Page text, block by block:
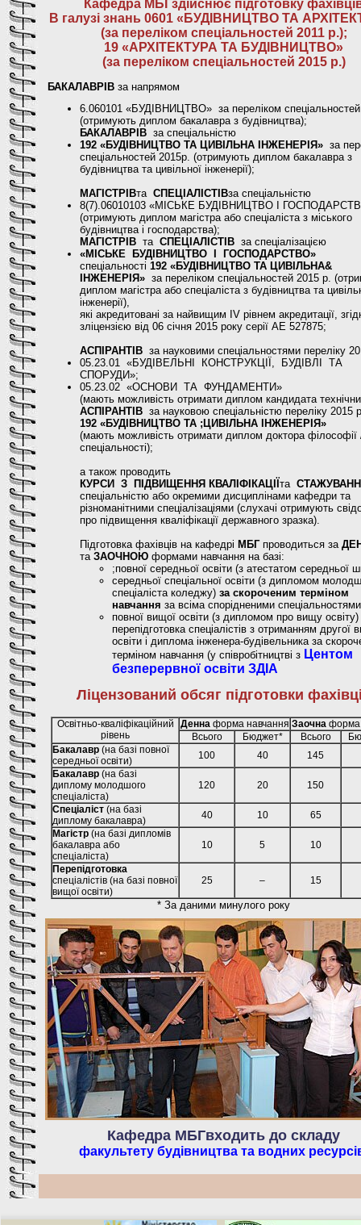
Кафедра МБГздійснює підготовку
В галузі знань 0601 «БУДІВНИЦТВО ТА
(за переліком спеціальностей 2011 р.);
19 «АРХІТЕКТУРА ТА БУДІВНИЦТВО»
(за переліком спеціальностей 2015 р.)
БАКАЛАВРІВ за напрямом
6.060101 «БУДІВНИЦТВО» за переліком
(отримують диплом бакалавра з будівництва);
БАКАЛАВРІВ за спеціальністю
192 «БУДІВНИЦТВО ТА ЦИВІЛЬНА ІНЖЕНЕРІЯ» за
спеціальностей 2015р. (отримують диплом бакалавра з
будівництва та цивільної інженерії);
МАГІСТРІВта СПЕЦІАЛІСТІВза спеціальністю
8(7).06010103 «МІСЬКЕ БУДІВНИЦТВО І
(отримують диплом магістра або спеціаліста з міського
будівництва і господарства);
МАГІСТРІВ та СПЕЦІАЛІСТІВ за спеціалізацією
«МІСЬКЕ БУДІВНИЦТВО І ГОСПОДАРСТВО»
спеціальності 192 «БУДІВНИЦТВО ТА ЦИВІЛЬНА&
ІНЖЕНЕРІЯ» за переліком спеціальностей 2015 р.
диплом магістра або спеціаліста з будівництва та
інженерії),
які акредитовані за найвищим IV рівнем акредитації,
зліцензією від 06 січня 2015 року серії АЕ 527875;
АСПІРАНТІВ за науковими спеціальностями переліку
05.23.01 «БУДІВЕЛЬНІ КОНСТРУКЦІЇ, БУДІВЛІ ТА
СПОРУДИ»;
05.23.02 «ОСНОВИ ТА ФУНДАМЕНТИ»
(мають можливість отримати диплом кандидата
АСПІРАНТІВ за науковою спеціальністю переліку 2015
192 «БУДІВНИЦТВО ТА ;ЦИВІЛЬНА ІНЖЕНЕРІЯ»
(мають можливість отримати диплом доктора філософії
спеціальності);
а також проводить
КУРСИ З ПІДВИЩЕННЯ КВАЛІФІКАЦІЇ та
спеціальністю або окремими дисциплінами кафедри та
різноманітними спеціалізаціями (слухачі отримують
про підвищення кваліфікації державного зразка).
Підготовка фахівців на кафедрі МБГпроводиться за
та ЗАОЧНОЮ формами навчання на базі:
;повної середньої освіти (з атестатом середньої
середньої спеціальної освіти (з дипломом
спеціаліста коледжу) за скороченим терміном
навчання за всіма спорідненими
повної вищої освіти (з дипломом про вищу освіту)
перепідготовка спеціалістів з отриманням другої
освіти і диплома інженера-будівельника за
терміном навчання (у співробітництві з Центом
безперервної освіти ЗДІА
Ліцензований обсяг підготовки
Освітньо-кваліфікаційний
рівень
Деннаформа навчання Заочна форма
Всього
Бюджет* Всього
Бакалавр (на базі повної
середньої освіти)
100 40
145
Бакалавр (на базі
диплому молодшого
спеціаліста)
120 20 150
Спеціаліст (на базі
диплому бакалавра)
40 10
65
Магістр (на базі дипломів
бакалавра або
спеціаліста)
10 5 10
Перепідготовка
спеціалістів (на базі повної
вищої освіти)
25 – 15
* За даними минулого року
Кафедра МБГвходить до складу
факультету будівництва та водних